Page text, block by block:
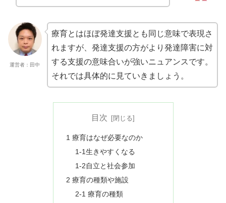
運営者：田中
療育とはほぼ発達支援とも同じ意味で表現さ
れますが、 発達支援の方がより発達障害に対
する支援の意味合いが強いニュアンスです。
それでは具体的に見ていきましょう。
目次
1 療育はなぜ必要なのか
1-1生きやすくなる
1-2自立と社会参加
2 療育の種類や施設
2-1 療育の種類